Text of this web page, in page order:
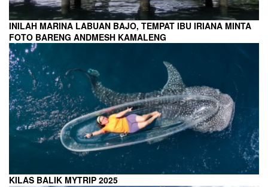
INILAH MARINA LABUAN BAJO, TEMPAT IBU IRIANA MINTA
FOTO BARENG ANDMESH KAMALENG
KILAS BALIK MYTRIP 2025